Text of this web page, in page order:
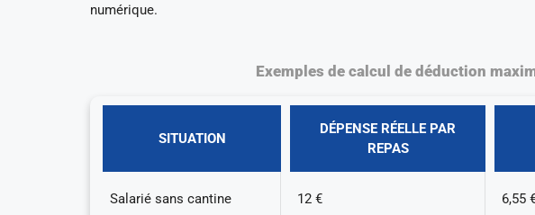
numérique.
Exemples de calcul de déduction
SITUATION
DÉPENSE RÉELLE PAR
REPAS
Salarié sans cantine 12 € 6,55